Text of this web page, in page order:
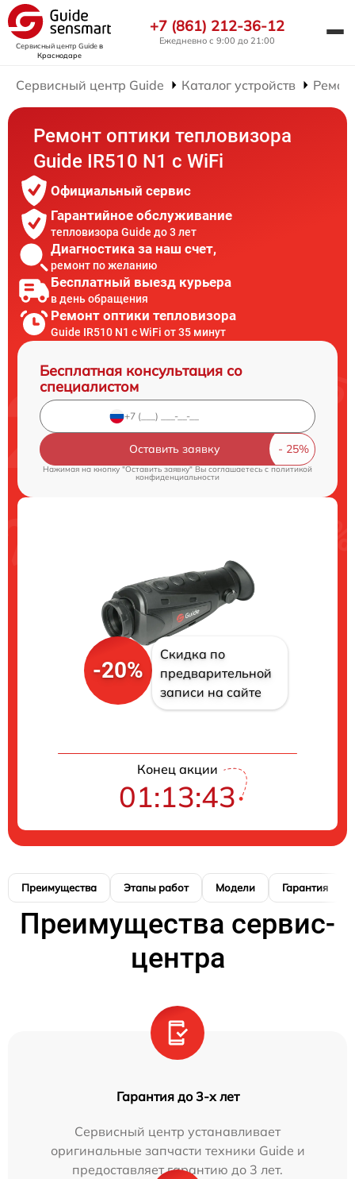
Сервисный центр Guideв
Краснодаре
+7 (861) 212-36-12
Ежедневно с 9:00 до 21:00
Сервисный центр Guide Каталог устройств
Ремонт оптики тепловизора
Guide IR510 N1 c WiFi
Официальный сервис
Гарантийное обслуживание
тепловизора Guide до 3 лет
Диагностика за наш счет,
ремонт по желанию
Бесплатный выезд курьера
в день обращения
Ремонт оптики тепловизора
Guide IR510 N1 c WiFi от 35 минут
Бесплатная консультация со
специалистом
Оставить заявку
Нажимая на кнопку "Оставить заявку" Вы соглашаетесь cполитикой
конфиденциальности
-20%
Скидка по
предварительной
записи на сайте
Конец акции
01:13:42
Преимущества Этапы работ Модели Гарантия
Преимущества сервис-
центра
Гарантия до 3-х лет
Сервисный центр устанавливает
оригинальные запчасти техники Guide и
предоставляет гарантию до 3 лет.